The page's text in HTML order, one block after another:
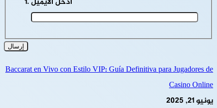
Baccarat en Vivo con Estilo VIP: Guía Definitiva para Jugadores de
Casino Online
يونيو 21, 2025